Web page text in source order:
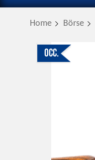
Home Börse
Occ.